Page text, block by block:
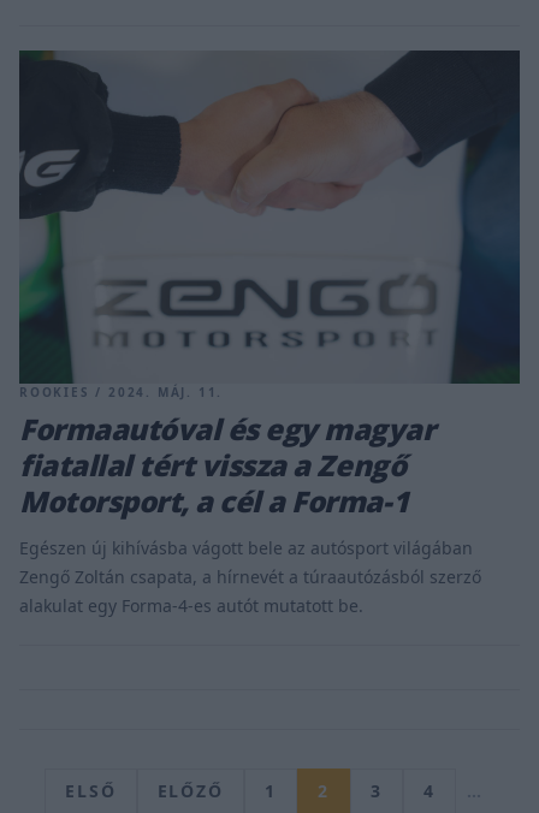
ROOKIES / 2024. MÁJ. 11.
Formaautóval és egy magyar
fiatallal tért vissza a Zengő
Motorsport, a cél a Forma-1
Egészen új kihívásba vágott bele az autósport világában
Zengő Zoltán csapata, a hírnevét a túraautózásból szerző
alakulat egy Forma-4-es autót mutatott be.
ELSŐ ELŐZŐ 1 2 3 4
…